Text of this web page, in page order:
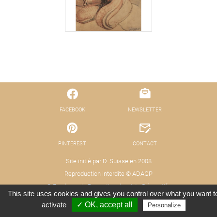
FACEBOOK
PINTEREST
Site initié par D. Suisse en 2008
Reproduction interdite © ADAGP
© Fond pour la Promotion des Arts Décoratifs
NEWSLETTER
CONTACT
Mentions légales - Protection des données Crédits : Xooloop Studio
This site uses cookies and gives you control over what you want
activate
✓ OK, accept all Personalize